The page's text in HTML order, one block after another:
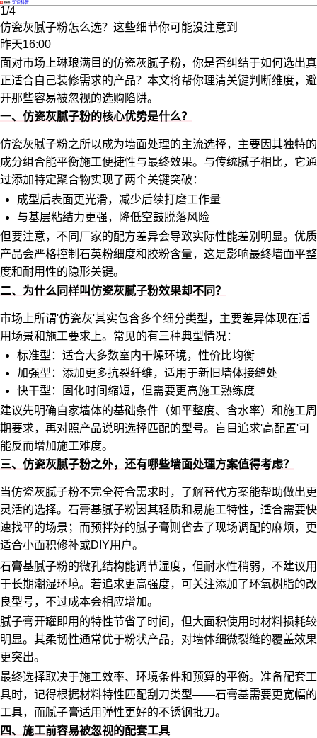
·知识科普
1/4
仿瓷灰腻子粉怎么选？这些细节你可能没注意到
昨天16:00
面对市场上琳琅满目的仿瓷灰腻子粉，你是否纠结于如何选出真
正适合自己装修需求的产品？本文将帮你理清关键判断维度，避
开那些容易被忽视的选购陷阱。
一、仿瓷灰腻子粉的核心优势是什么？
仿瓷灰腻子粉之所以成为墙面处理的主流选择，主要因其独特的
成分组合能平衡施工便捷性与最终效果。与传统腻子相比，它通
过添加特定聚合物实现了两个关键突破：
成型后表面更光滑，减少后续打磨工作量
与基层粘结力更强，降低空鼓脱落风险
但要注意，不同厂家的配方差异会导致实际性能差别明显。优质
产品会严格控制石英粉细度和胶粉含量，这是影响最终墙面平整
度和耐用性的隐形关键。
二、为什么同样叫仿瓷灰腻子粉效果却不同？
市场上所谓'仿瓷灰'其实包含多个细分类型，主要差异体现在适
用场景和施工要求上。常见的有三种典型情况：
标准型：适合大多数室内干燥环境，性价比均衡
加强型：添加更多抗裂纤维，适用于新旧墙体接缝处
快干型：固化时间缩短，但需要更高施工熟练度
建议先明确自家墙体的基础条件（如平整度、含水率）和施工周
期要求，再对照产品说明选择匹配的型号。盲目追求'高配置'可
能反而增加施工难度。
三、仿瓷灰腻子粉之外，还有哪些墙面处理方案值得考虑？
当仿瓷灰腻子粉不完全符合需求时，了解替代方案能帮助做出更
灵活的选择。 石膏基腻子粉因其轻质和易施工特性，适合需要快
速找平的场景；而预拌好的腻子膏则省去了现场调配的麻烦，更
适合小面积修补或DIY用户。
石膏基腻子粉的微孔结构能调节湿度，但耐水性稍弱，不建议用
于长期潮湿环境。若追求更高强度，可关注添加了环氧树脂的改
良型号，不过成本会相应增加。
腻子膏开罐即用的特性节省了时间，但大面积使用时材料损耗较
明显。其柔韧性通常优于粉状产品，对墙体细微裂缝的覆盖效果
更突出。
最终选择取决于施工效率、环境条件和预算的平衡。准备配套工
具时，记得根据材料特性匹配刮刀类型——石膏基需要更宽幅的
工具，而腻子膏适用弹性更好的不锈钢批刀。
四、施工前容易被忽视的配套工具